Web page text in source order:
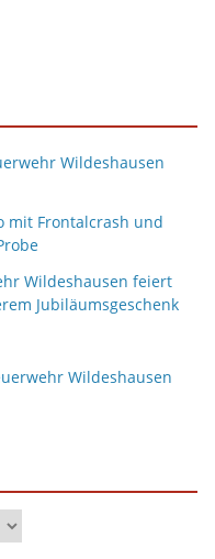
Wildeshausen
mit Frontalcrash und
Wildeshausen feiert
Jubiläumsgeschenk
Wildeshausen